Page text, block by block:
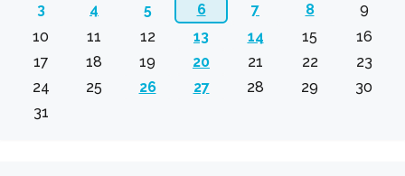
3
4 5 6 7 8
9
10
11 12 13 14 15
16
17
18 19 20 21 22
23
24
25 26 27 28 29
30
31